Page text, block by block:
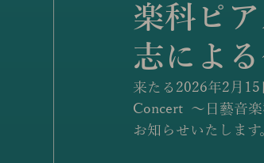
楽科ピ
志によ
来たる2026年2月
Concert  〜日藝音
お知らせいたします